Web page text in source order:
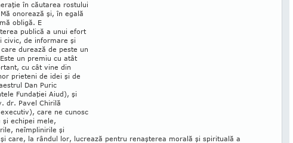
în căutarea rostului
onorează şi, în egală
obligă. E
publică a unui efort
civic, de infor­mare şi
durează de peste un
un pre­miu cu atât
cu cât vine din
prieteni de idei şi de
Dan Puric
Fundaţiei Aiud), şi
dr. Pavel Chirilă
care ne cunosc
şi echipei mele,
neîmplinirile şi
şi care, la rândul lor, lucrează pentru renaş­terea morală şi spirituală a